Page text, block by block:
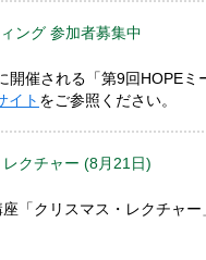
ング 参加者募集中
開催される「第9回HOPE
イト をご参照ください。
クチャー (8月21日)
「クリスマス・レクチャ